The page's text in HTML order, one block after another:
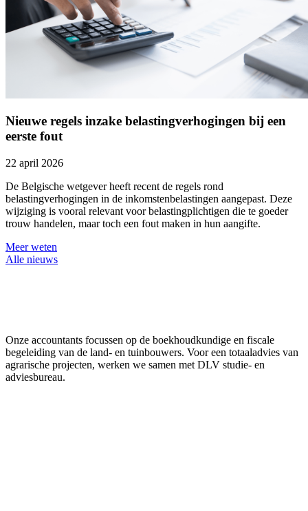
Nieuwe regels inzake belastingverhogingen bij een
eerste fout
22 april 2026
De Belgische wetgever heeft recent de regels rond
belastingverhogingen in de inkomstenbelastingen aangepast. Deze
wijziging is vooral relevant voor belastingplichtigen die te goeder
trouw handelen, maar toch een fout maken in hun aangifte.
Meer weten
Alle nieuws
Onze accountants focussen op de boekhoudkundige en fiscale
begeleiding van de land- en tuinbouwers. Voor een totaaladvies van
agrarische projecten, werken we samen met DLV studie- en
adviesbureau.